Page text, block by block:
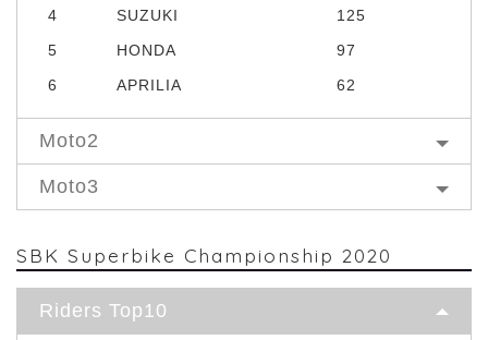
4
SUZUKI
125
5
HONDA
97
6
APRILIA 62
Moto2
Moto3
SBK Superbike Championship 2020
Riders Top10